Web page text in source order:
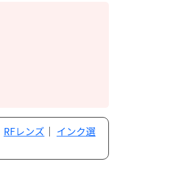
RFレンズ ｜ インク選